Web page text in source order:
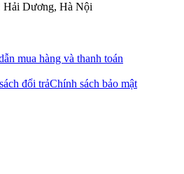
Hải Dương, Hà Nội
mua hàng và thanh toán
đổi trảChính sách bảo mật